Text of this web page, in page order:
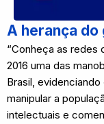
A herança do
“Conheça as
2016 uma das
Brasil,
manipular a
intelectuais e